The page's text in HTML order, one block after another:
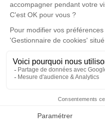
Faire-part
Un service de plantation
disponible ici.
Cérémonie religieuse
Église de Chambon-
23170 Chambon-sur-